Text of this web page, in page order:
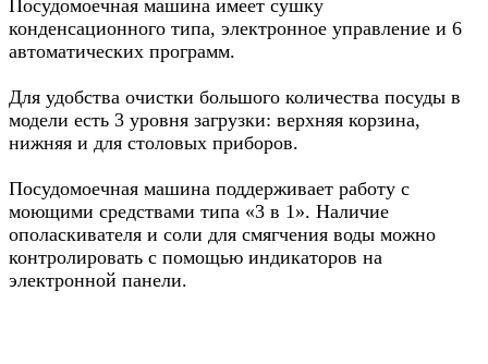
Посудомоечная машина имеет сушку
конденсационного типа, электронное управление и 6
автоматических программ.
Для удобства очистки большого количества посуды в
модели есть 3 уровня загрузки: верхняя корзина,
нижняя и для столовых приборов.
Посудомоечная машина поддерживает работу с
моющими средствами типа «3 в 1». Наличие
ополаскивателя и соли для смягчения воды можно
контролировать с помощью индикаторов на
электронной панели.